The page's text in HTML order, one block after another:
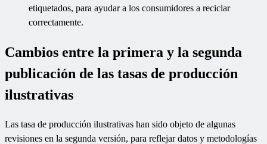
etiquetados, para ayudar a los consumidores a reciclar
correctamente.
Cambios entre la primera y la segunda
publicación de las tasas de producción
ilustrativas
Las tasa de producción ilustrativas han sido objeto de algunas
revisiones en la segunda versión, para reflejar datos y metodologías